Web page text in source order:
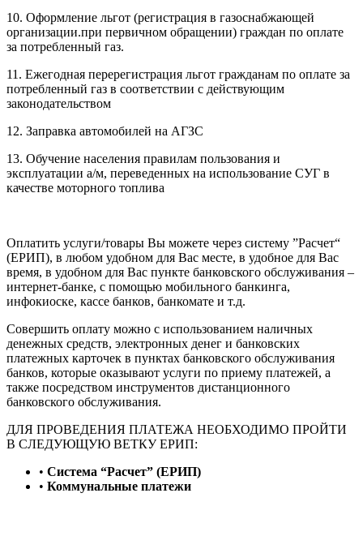
10. Оформление льгот (регистрация в газоснабжающей
организации.при первичном обращении) граждан по оплате
за потребленный газ.
11. Ежегодная перерегистрация льгот гражданам по оплате за
потребленный газ в соответствии с действующим
законодательством
12. Заправка автомобилей на АГЗС
13. Обучение населения правилам пользования и
эксплуатации а/м, переведенных на использование СУГ в
качестве моторного топлива
Оплатить услуги/товары Вы можете через систему ”Расчет“
(ЕРИП), в любом удобном для Вас месте, в удобное для Вас
время, в удобном для Вас пункте банковского обслуживания –
интернет-банке, с помощью мобильного банкинга,
инфокиоске, кассе банков, банкомате и т.д.
Совершить оплату можно с использованием наличных
денежных средств, электронных денег и банковских
платежных карточек в пунктах банковского обслуживания
банков, которые оказывают услуги по приему платежей, а
также посредством инструментов дистанционного
банковского обслуживания.
ДЛЯ ПРОВЕДЕНИЯ ПЛАТЕЖА НЕОБХОДИМО ПРОЙТИ
В СЛЕДУЮЩУЮ ВЕТКУ ЕРИП:
• Система “Расчет” (ЕРИП)
• Коммунальные платежи